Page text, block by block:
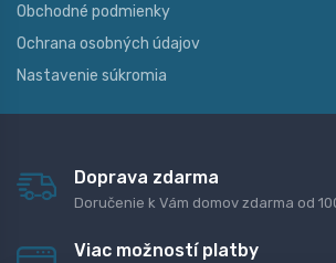
Obchodné podmienky
Ochrana osobných údajov
Nastavenie súkromia
Doprava zdarma
Doručenie k Vám domov zdarma od
Viac možností platby